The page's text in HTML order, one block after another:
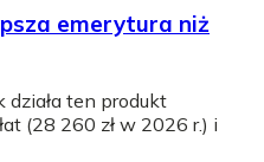
emerytura niż
działa ten produkt
(28 260 zł w 2026 r.) i